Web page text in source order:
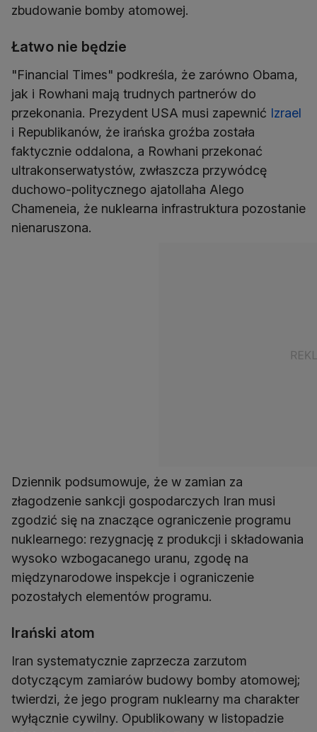
zbudowanie bomby atomowej.
Łatwo nie będzie
"Financial Times" podkreśla, że zarówno Obama,
jak i Rowhani mają trudnych partnerów do
przekonania. Prezydent USA musi zapewnić Izrael
i Republikanów, że irańska groźba została
faktycznie oddalona, a Rowhani przekonać
ultrakonserwatystów, zwłaszcza przywódcę
duchowo-politycznego ajatollaha Alego
Chameneia, że nuklearna infrastruktura pozostanie
nienaruszona.
Dziennik podsumowuje, że w zamian za
złagodzenie sankcji gospodarczych Iran musi
zgodzić się na znaczące ograniczenie programu
nuklearnego: rezygnację z produkcji i składowania
wysoko wzbogacanego uranu, zgodę na
międzynarodowe inspekcje i ograniczenie
pozostałych elementów programu.
Irański atom
Iran systematycznie zaprzecza zarzutom
dotyczącym zamiarów budowy bomby atomowej;
twierdzi, że jego program nuklearny ma charakter
wyłącznie cywilny. Opublikowany w listopadzie